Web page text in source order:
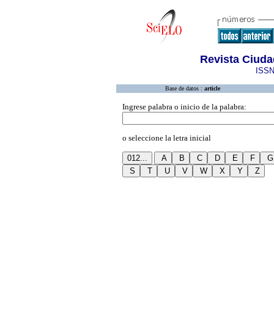
Revista
Base de datos : article
Ingrese palabra o inicio de la palabra:
o seleccione la letra inicial